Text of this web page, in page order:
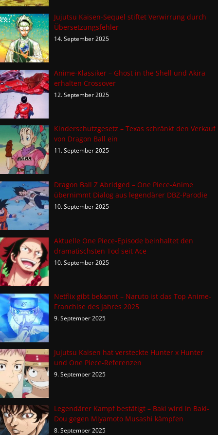
Jujutsu Kaisen-Sequel stiftet Verwirrung durch
Übersetzungsfehler
14. September 2025
Anime-Klassiker – Ghost in the Shell und Akira
erhalten Crossover
12. September 2025
Kinderschutzgesetz – Texas schränkt den Verkauf
von Dragon Ball ein
11. September 2025
Dragon Ball Z Abridged – One Piece-Anime
übernimmt Dialog aus legendärer DBZ-Parodie
10. September 2025
Aktuelle One Piece-Episode beinhaltet den
dramatischsten Tod seit Ace
10. September 2025
Netflix gibt bekannt – Naruto ist das Top Anime-
Franchise des Jahres 2025
9. September 2025
Jujutsu Kaisen hat versteckte Hunter x Hunter
und One Piece-Referenzen
9. September 2025
Legendärer Kampf bestätigt – Baki wird in Baki-
Dou gegen Miyamoto Musashi kämpfen
8. September 2025